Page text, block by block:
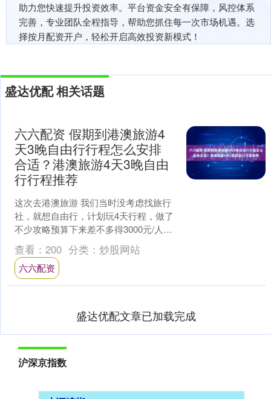
助力您快速提升投资效率。平台资金安全有保障，风控体系
完善，专业团队全程指导，帮助您抓住每一次市场机遇。选
择按月配资开户，轻松开启高效投资新模式！
盛达优配 相关话题
六六配资 假期到港澳旅游4
天3晚自由行行程怎么安排
合适？港澳旅游4天3晚自由
行行程推荐
这次去港澳旅游 我们当时没考虑找旅行
社，就想自由行，计划玩4天行程，做了
不少攻略预算下来差不多得3000元/人，
感觉有点不划算。后来好友推荐一个叫
小微的港澳本地....
查看： 200 分类： 炒股网站
六六配资
盛达优配文章已加载完成
沪深京指数